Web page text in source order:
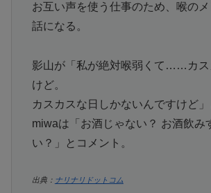
お互い声を使う仕事のため、喉の
話になる。
影山が「私が絶対喉弱くて……カス
けど。
カスカスな日しかないんですけど」
miwaは「お酒じゃない？ お酒飲み
い？」とコメント。
出典： ナリナリドットコム